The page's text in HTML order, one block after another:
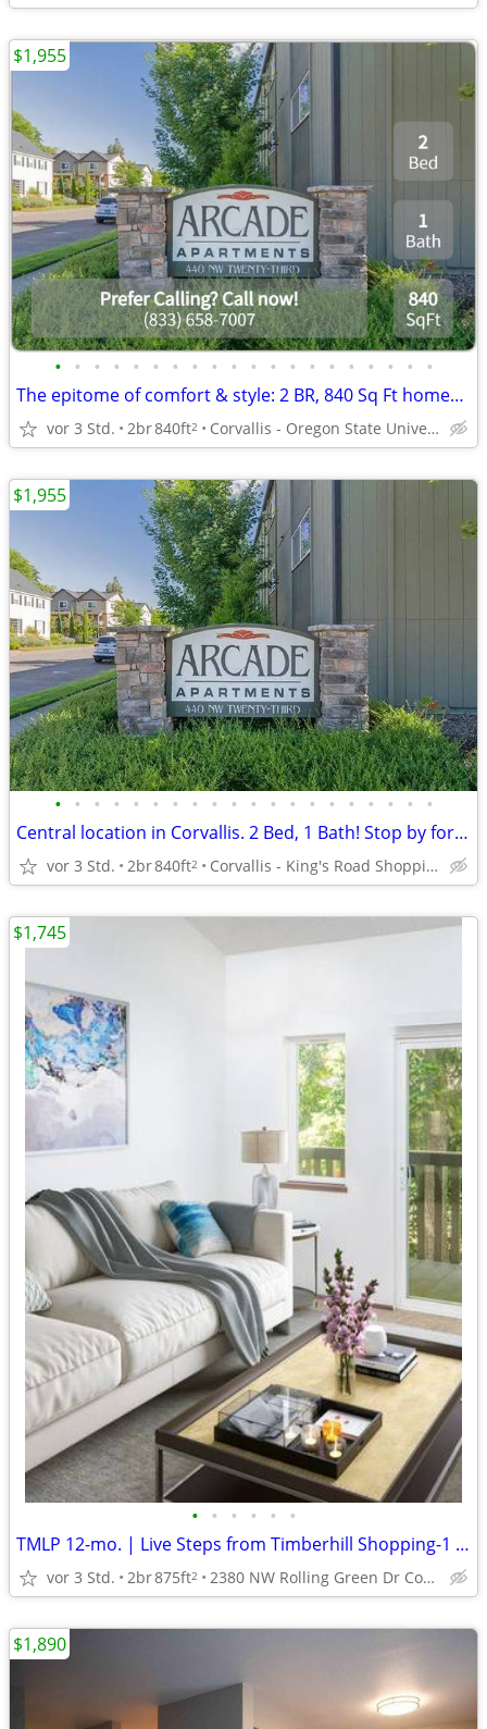
• • • • • • • • • • • • • • • • • • • •
The epitome of comfort & style: 2 BR, 840 Sq Ft homes now open.
vor 3 Std. 2br840ft2 Corvallis - Oregon State University
$1,955
• • • • • • • • • • • • • • • • • • • •
Central location in Corvallis. 2 Bed, 1 Bath! Stop by for a tour!
vor 3 Std. 2br840ft2 Corvallis - King's Road Shopping Center
$1,955
• • • • • •
TMLP 12-mo. | Live Steps from Timberhill Shopping-1 & 2 BR with Private Patio
vor 3 Std. 2br875ft2 2380 NW Rolling Green Dr Corvallis, OR 97330
$1,745
$1,890